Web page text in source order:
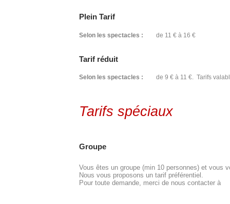
Plein Tarif
Selon les spectacles : de 11 € à 16 €
Tarif réduit
Selon les spectacles : de 9 € à 11 €. Tarifs
Tarifs spéciaux
Groupe
Vous êtes un groupe (min 10 personnes) et vous
Nous vous proposons un tarif préférentiel.
Pour toute demande, merci de nous contacter à